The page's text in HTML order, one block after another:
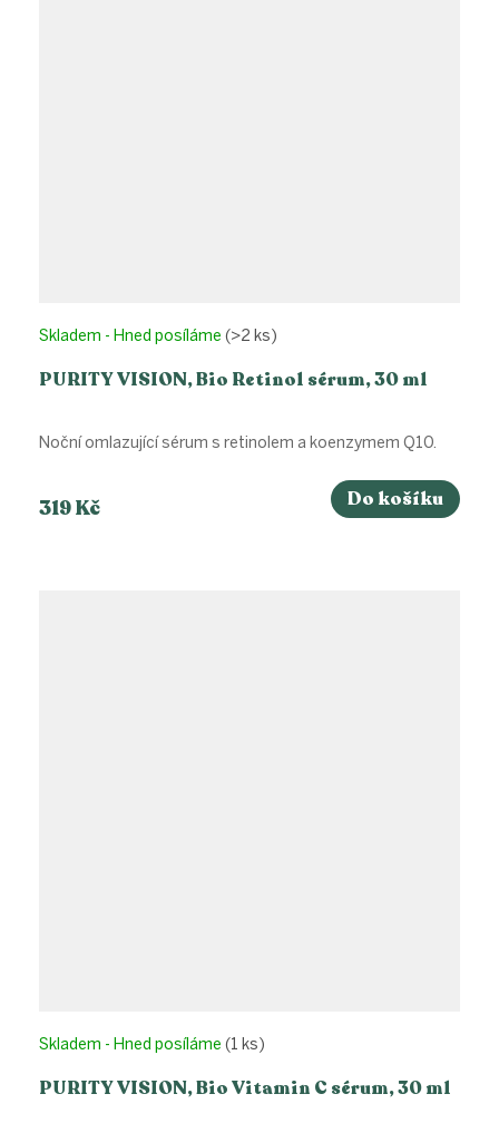
PURITY VISION, Bio Retinol sérum, 30 ml
Skladem - Hned posíláme (>2 ks)
319 Kč Do košíku
Noční omlazující sérum s retinolem a koenzymem Q10.
PURITY VISION, Bio Vitamin C sérum, 30 ml
Skladem - Hned posíláme (1 ks)